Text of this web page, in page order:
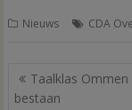
Nieuws CDA
Bericht
navigatie
Taalklas
bestaan